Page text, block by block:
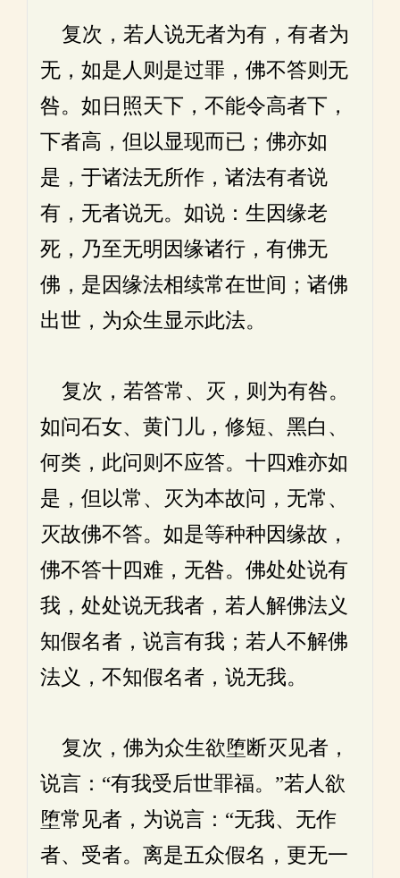
复次，若人说无者为有，有者为
无，如是人则是过罪，佛不答则无
咎。如日照天下，不能令高者下，
下者高，但以显现而已；佛亦如
是，于诸法无所作，诸法有者说
有，无者说无。如说：生因缘老
死，乃至无明因缘诸行，有佛无
佛，是因缘法相续常在世间；诸佛
出世，为众生显示此法。
复次，若答常、灭，则为有咎。
如问石女、黄门儿，修短、黑白、
何类，此问则不应答。十四难亦如
是，但以常、灭为本故问，无常、
灭故佛不答。如是等种种因缘故，
佛不答十四难，无咎。佛处处说有
我，处处说无我者，若人解佛法义
知假名者，说言有我；若人不解佛
法义，不知假名者，说无我。
复次，佛为众生欲堕断灭见者，
说言：“有我受后世罪福。”若人欲
堕常见者，为说言：“无我、无作
者、受者。离是五众假名，更无一